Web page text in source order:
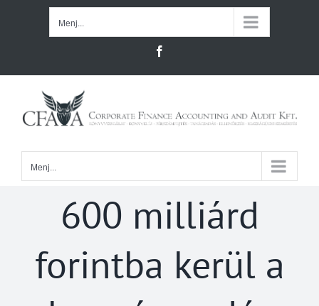
Menj...
Menj...
600 milliárd
forintba kerül a